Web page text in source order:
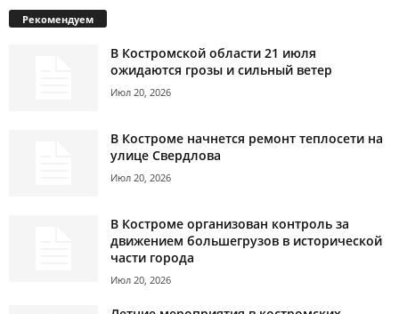
Рекомендуем
В Костромской области 21 июля
ожидаются грозы и сильный ветер
Июл 20, 2026
В Костроме начнется ремонт теплосети на
улице Свердлова
Июл 20, 2026
В Костроме организован контроль за
движением большегрузов в исторической
части города
Июл 20, 2026